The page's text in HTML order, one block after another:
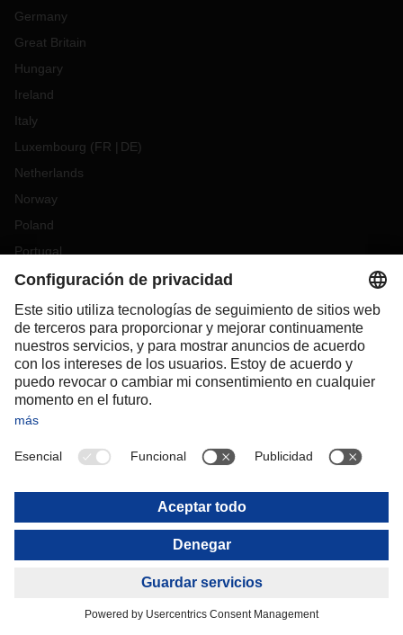
Germany
Great Britain
Hungary
Ireland
Italy
Luxembourg (FR DE)
Netherlands
Norway
Poland
Portugal
Romania
Slovakia
Spain
Sweden
Switzerland(DE FR)
Turkey
OCEANIA